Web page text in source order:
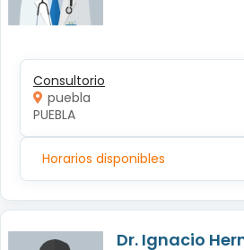
Consultorio
puebla
PUEBLA
Horarios disponibles
Dr. Ignacio